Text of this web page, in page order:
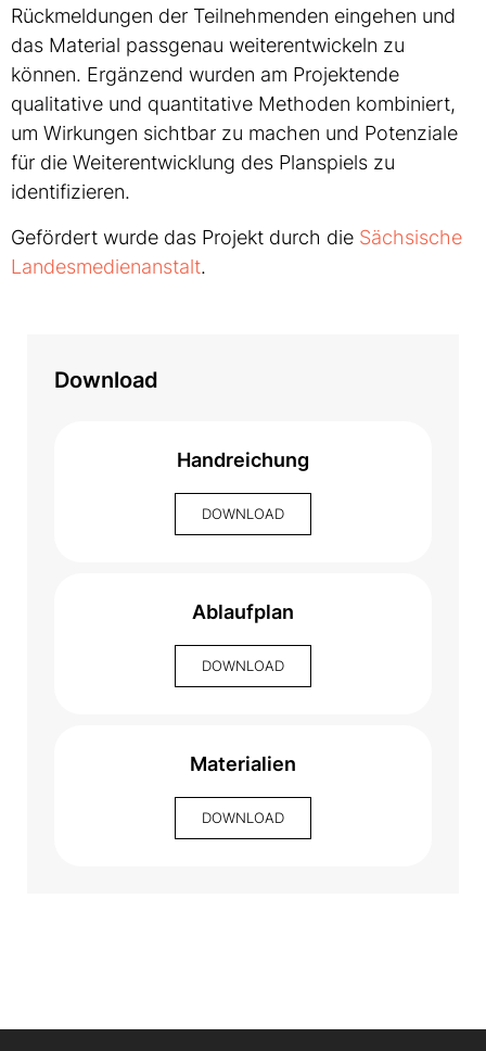
Rückmeldungen der Teilnehmenden eingehen und
das Material passgenau weiterentwickeln zu
können. Ergänzend wurden am Projektende
qualitative und quantitative Methoden kombiniert,
um Wirkungen sichtbar zu machen und Potenziale
für die Weiterentwicklung des Planspiels zu
identifizieren.
Gefördert wurde das Projekt durch die Sächsische
Landesmedienanstalt.
Download
Handreichung
DOWNLOAD
Ablaufplan
DOWNLOAD
Materialien
DOWNLOAD